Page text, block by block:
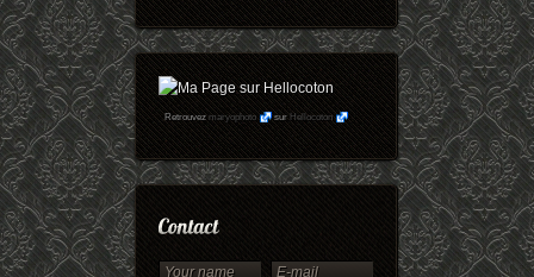
Retrouvezmaryophoto surHellocoton